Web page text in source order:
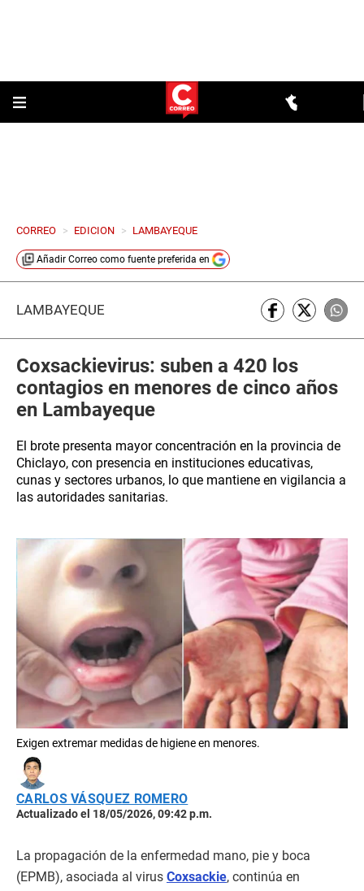
CORREO > EDICION > LAMBAYEQUE
Añadir Correo como fuente preferida en
LAMBAYEQUE
Coxsackievirus: suben a 420 los
contagios en menores de cinco años
en Lambayeque
El brote presenta mayor concentración en la provincia de
Chiclayo, con presencia en instituciones educativas,
cunas y sectores urbanos, lo que mantiene en vigilancia a
las autoridades sanitarias.
Exigen extremar medidas de higiene en menores.
CARLOS VÁSQUEZ ROMERO
Actualizado el 18/05/2026, 09:42 p.m.
La propagación de la enfermedad mano, pie y boca
(EPMB), asociada al virus Coxsackie, continúa en